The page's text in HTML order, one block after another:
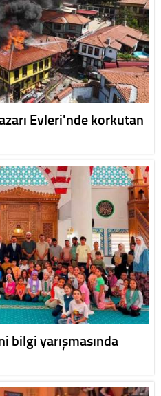
Evleri'nde korkutan
bilgi yarışmasında